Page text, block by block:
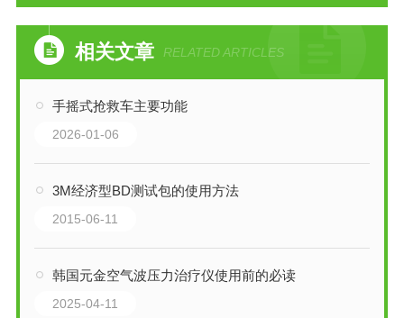
相关文章 RELATED ARTICLES
手摇式抢救车主要功能
2026-01-06
3M经济型BD测试包的使用方法
2015-06-11
韩国元金空气波压力治疗仪使用前的必读
2025-04-11